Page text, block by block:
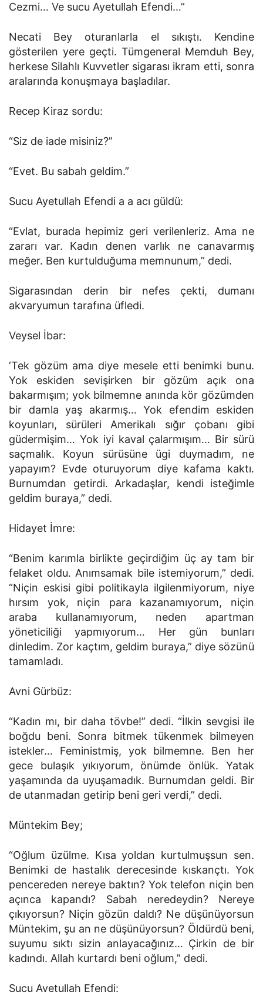
Cezmi… Ve sucu Ayetullah Efendi…”
Necati Bey oturanlarla el sıkıştı. Kendine
gösterilen yere geçti. Tümgeneral Memduh Bey,
herkese Silahlı Kuvvetler sigarası ikram etti, sonra
aralarında konuşmaya başladılar.
Recep Kiraz sordu:
“Siz de iade misiniz?”
“Evet. Bu sabah geldim.”
Sucu Ayetullah Efendi a a acı güldü:
“Evlat, burada hepimiz geri verilenleriz. Ama ne
zararı var. Kadın denen varlık ne canavarmış
meğer. Ben kurtulduğuma memnunum,” dedi.
Sigarasından derin bir nefes çekti, dumanı
akvaryumun tarafına üfledi.
Veysel İbar:
‘Tek gözüm ama diye mesele etti benimki bunu.
Yok eskiden sevişirken bir gözüm açık ona
bakarmışım; yok bilmemne anında kör gözümden
bir damla yaş akarmış… Yok efendim eskiden
koyunları, sürüleri Amerikalı sığır çobanı gibi
güdermişim… Yok iyi kaval çalarmışım… Bir sürü
saçmalık. Koyun sürüsüne ügi duymadım, ne
yapayım? Evde oturuyorum diye kafama kaktı.
Burnumdan getirdi. Arkadaşlar, kendi isteğimle
geldim buraya,” dedi.
Hidayet İmre:
“Benim karımla birlikte geçirdiğim üç ay tam bir
felaket oldu. Anımsamak bile istemiyorum,” dedi.
“Niçin eskisi gibi politikayla ilgilenmiyorum, niye
hırsım yok, niçin para kazanamıyorum, niçin
araba kullanamıyorum, neden apartman
yöneticiliği yapmıyorum… Her gün bunları
dinledim. Zor kaçtım, geldim buraya,” diye sözünü
tamamladı.
Avni Gürbüz:
“Kadın mı, bir daha tövbe!” dedi. “İlkin sevgisi ile
boğdu beni. Sonra bitmek tükenmek bilmeyen
istekler… Feministmiş, yok bilmemne. Ben her
gece bulaşık yıkıyorum, önümde önlük. Yatak
yaşamında da uyuşamadık. Burnumdan geldi. Bir
de utanmadan getirip beni geri verdi,” dedi.
Müntekim Bey;
“Oğlum üzülme. Kısa yoldan kurtulmuşsun sen.
Benimki de hastalık derecesinde kıskançtı. Yok
pencereden nereye baktın? Yok telefon niçin ben
açınca kapandı? Sabah neredeydin? Nereye
çıkıyorsun? Niçin gözün daldı? Ne düşünüyorsun
Müntekim, şu an ne düşünüyorsun? Öldürdü beni,
suyumu sıktı sizin anlayacağınız… Çirkin de bir
kadındı. Allah kurtardı beni oğlum,” dedi.
Sucu Ayetullah Efendi: